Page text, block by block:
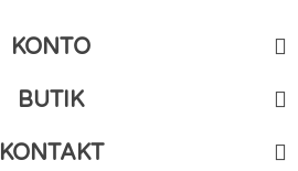
KONTO
BUTIK
KONTAKT